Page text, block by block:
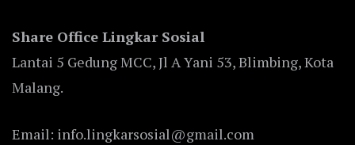
Share Office Lingkar Sosial
Lantai 5 Gedung MCC, Jl A Yani 53, Blimbing, Kota
Malang.
Email: info.lingkarsosial@gmail.com